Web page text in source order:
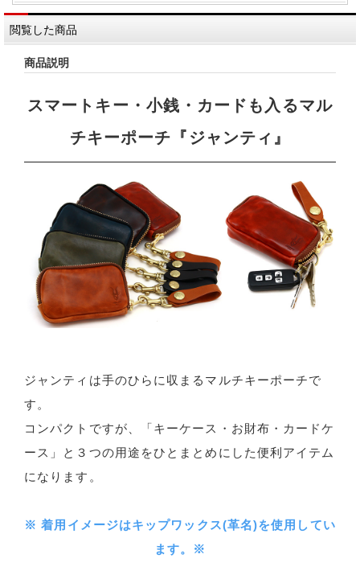
閲覧した商品
商品説明
スマートキー・小銭・カードも入るマル
チキーポーチ『ジャンティ』
ジャンティは手のひらに収まるマルチキーポーチで
す。
コンパクトですが、「キーケース・お財布・カードケ
ース」と３つの用途をひとまとめにした便利アイテム
になります。
※ 着用イメージはキップワックス(革名)を使用してい
ます。※